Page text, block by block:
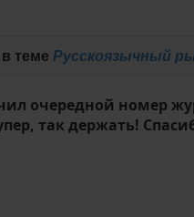
теме Русскоязычный
очередной номер
так держать!